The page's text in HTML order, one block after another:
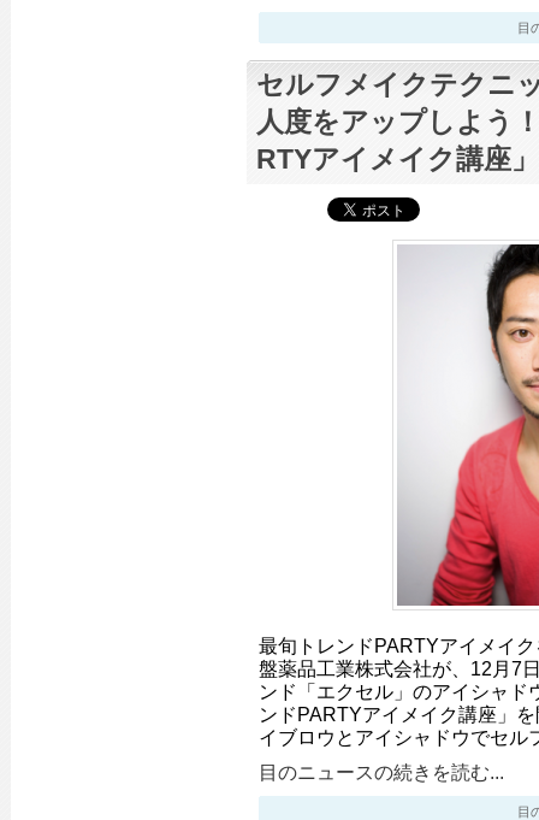
目
セルフメイクテクニ
人度をアップしよう
RTYアイメイク講座」
最旬トレンドPARTYアイメイ
盤薬品工業株式会社が、12月7
ンド「エクセル」のアイシャド
ンドPARTYアイメイク講座」
イブロウとアイシャドウでセ
目のニュースの続きを読む...
目